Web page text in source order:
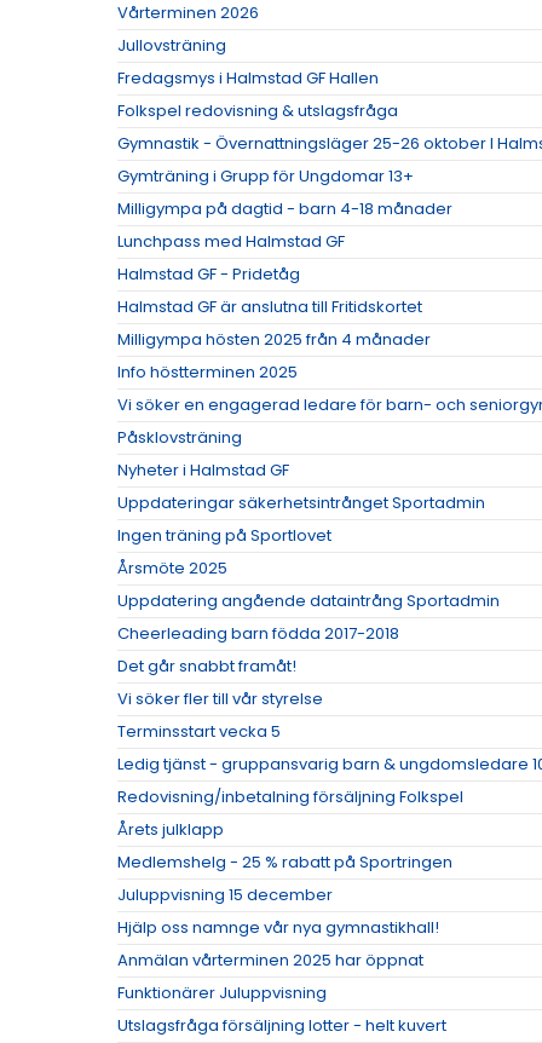
Vårterminen 2026
Jullovsträning
Fredagsmys i Halmstad GF Hallen
Folkspel redovisning & utslagsfråga
Gymnastik - Övernattningsläger 25-26 oktober I
Gymträning i Grupp för Ungdomar 13+
Milligympa på dagtid - barn 4-18 månader
Lunchpass med Halmstad GF
Halmstad GF - Pridetåg
Halmstad GF är anslutna till Fritidskortet
Milligympa hösten 2025 från 4 månader
Info höstterminen 2025
Vi söker en engagerad ledare för barn- och
Påsklovsträning
Nyheter i Halmstad GF
Uppdateringar säkerhetsintrånget Sportadmin
Ingen träning på Sportlovet
Årsmöte 2025
Uppdatering angående dataintrång Sportadmin
Cheerleading barn födda 2017-2018
Det går snabbt framåt!
Vi söker fler till vår styrelse
Terminsstart vecka 5
Ledig tjänst - gruppansvarig barn & ungdomsledare
Redovisning/inbetalning försäljning Folkspel
Årets julklapp
Medlemshelg - 25 % rabatt på Sportringen
Juluppvisning 15 december
Hjälp oss namnge vår nya gymnastikhall!
Anmälan vårterminen 2025 har öppnat
Funktionärer Juluppvisning
Utslagsfråga försäljning lotter - helt kuvert